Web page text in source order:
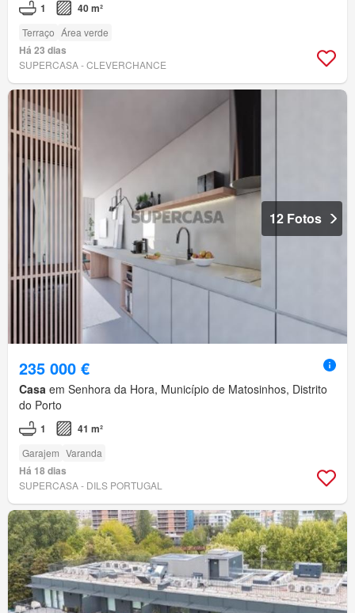
1 40 m²
Terraço Área verde
Há 23 dias
SUPERCASA - CLEVERCHANCE
12 Fotos
235 000 €
Casa em Senhora da Hora, Município de Matosinhos, Distrito
do Porto
1 41 m²
Garajem Varanda
Há 18 dias
SUPERCASA - DILS PORTUGAL